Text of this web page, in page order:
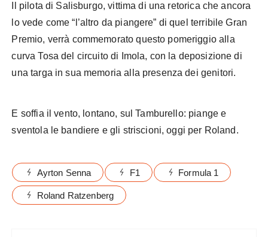
Il pilota di Salisburgo, vittima di una retorica che ancora
lo vede come “l’altro da piangere” di quel terribile Gran
Premio, verrà commemorato questo pomeriggio alla
curva Tosa del circuito di Imola, con la deposizione di
una targa in sua memoria alla presenza dei genitori.
E soffia il vento, lontano, sul Tamburello: piange e
sventola le bandiere e gli striscioni, oggi per Roland.
Ayrton Senna F1 Formula 1
Roland Ratzenberg